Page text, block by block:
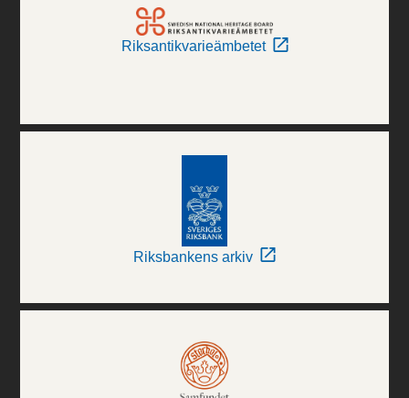
Riksantikvarieämbetet
Riksbankens arkiv